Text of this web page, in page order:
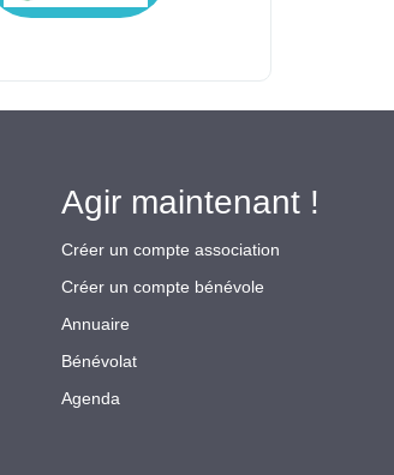
Agir maintenant !
Créer un compte association
Créer un compte bénévole
Annuaire
Bénévolat
Agenda